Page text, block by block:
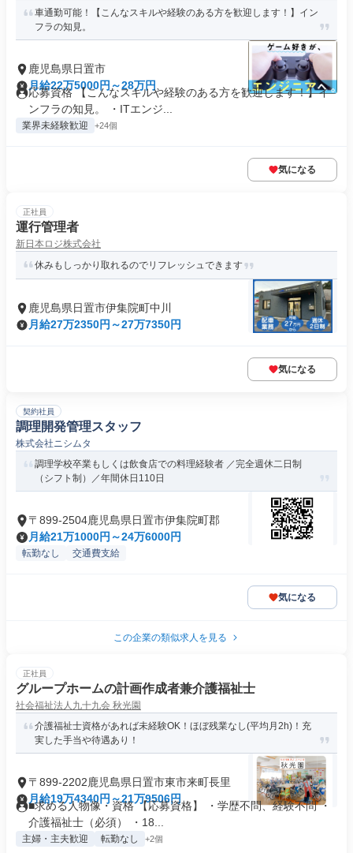
車通勤可能！【こんなスキルや経験のある方を歓迎します！】イン
フラの知見。
鹿児島県日置市
月給22万5000円～28万円
応募資格 【こんなスキルや経験のある方を歓迎します！】イ
ンフラの知見。 ・ITエンジ...
業界未経験歓迎 +24個
気になる
正社員
運行管理者
新日本ロジ株式会社
休みもしっかり取れるのでリフレッシュできます
鹿児島県日置市伊集院町中川
月給27万2350円～27万7350円
気になる
契約社員
調理開発管理スタッフ
株式会社ニシムタ
調理学校卒業もしくは飲食店での料理経験者 ／完全週休二日制
（シフト制）／年間休日110日
〒899-2504鹿児島県日置市伊集院町郡
月給21万1000円～24万6000円
転勤なし 交通費支給
気になる
この企業の類似求人を見る
正社員
グループホームの計画作成者兼介護福祉士
社会福祉法人九十九会 秋光園
介護福祉士資格があれば未経験OK！ほぼ残業なし(平均月2h)！充
実した手当や待遇あり！
〒899-2202鹿児島県日置市東市来町長里
月給19万4340円～21万9506円
■求める人物像・資格 【応募資格】 ・学歴不問、経験不問 ・
介護福祉士（必須） ・18...
主婦・主夫歓迎 転勤なし +2個